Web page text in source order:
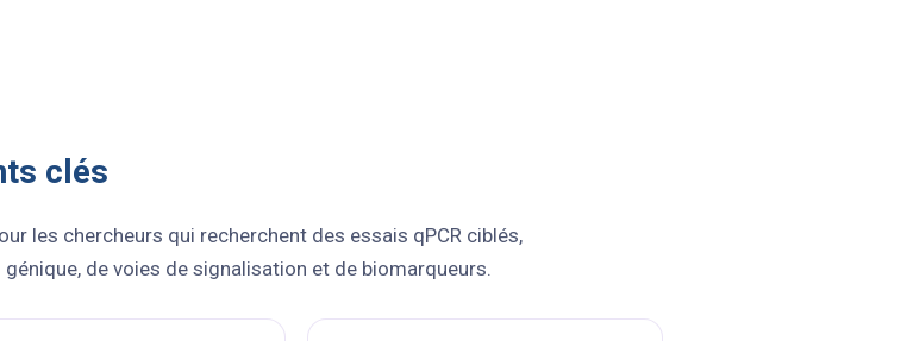
clés
les chercheurs qui recherchent des essais qPCR ciblés,
de voies de signalisation et de biomarqueurs.